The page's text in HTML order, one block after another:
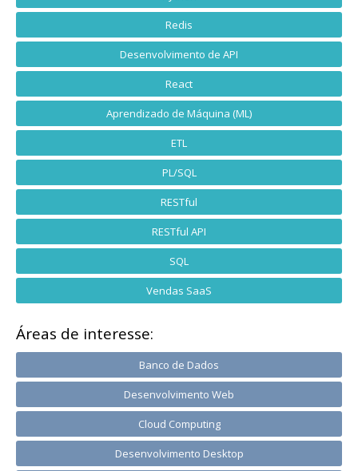
Redis
Desenvolvimento de API
React
Aprendizado de Máquina (ML)
ETL
PL/SQL
RESTful
RESTful API
SQL
Vendas SaaS
Áreas de interesse:
Banco de Dados
Desenvolvimento Web
Cloud Computing
Desenvolvimento Desktop